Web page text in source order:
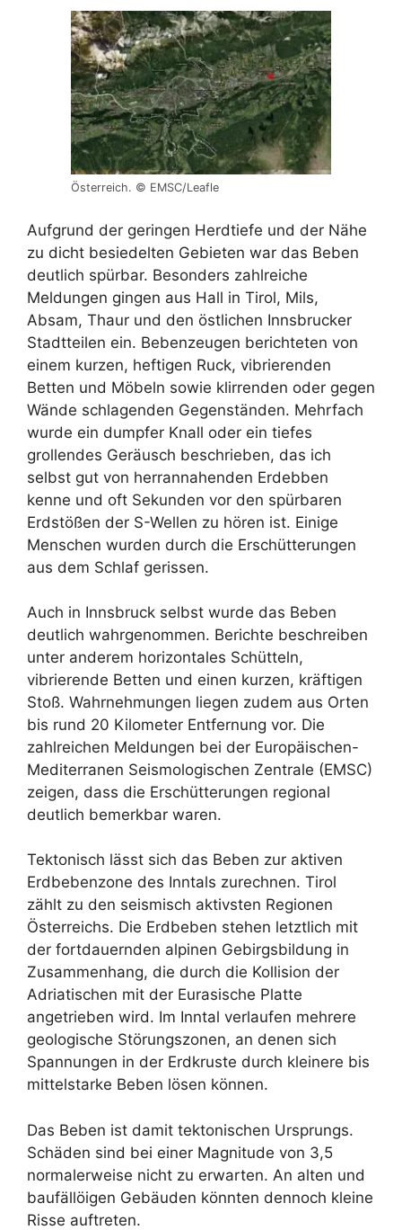
Österreich. © EMSC/Leafle
Aufgrund der geringen Herdtiefe und der Nähe
zu dicht besiedelten Gebieten war das Beben
deutlich spürbar. Besonders zahlreiche
Meldungen gingen aus Hall in Tirol, Mils,
Absam, Thaur und den östlichen Innsbrucker
Stadtteilen ein. Bebenzeugen berichteten von
einem kurzen, heftigen Ruck, vibrierenden
Betten und Möbeln sowie klirrenden oder gegen
Wände schlagenden Gegenständen. Mehrfach
wurde ein dumpfer Knall oder ein tiefes
grollendes Geräusch beschrieben, das ich
selbst gut von herrannahenden Erdebben
kenne und oft Sekunden vor den spürbaren
Erdstößen der S-Wellen zu hören ist. Einige
Menschen wurden durch die Erschütterungen
aus dem Schlaf gerissen.
Auch in Innsbruck selbst wurde das Beben
deutlich wahrgenommen. Berichte beschreiben
unter anderem horizontales Schütteln,
vibrierende Betten und einen kurzen, kräftigen
Stoß. Wahrnehmungen liegen zudem aus Orten
bis rund 20 Kilometer Entfernung vor. Die
zahlreichen Meldungen bei der Europäischen-
Mediterranen Seismologischen Zentrale (EMSC)
zeigen, dass die Erschütterungen regional
deutlich bemerkbar waren.
Tektonisch lässt sich das Beben zur aktiven
Erdbebenzone des Inntals zurechnen. Tirol
zählt zu den seismisch aktivsten Regionen
Österreichs. Die Erdbeben stehen letztlich mit
der fortdauernden alpinen Gebirgsbildung in
Zusammenhang, die durch die Kollision der
Adriatischen mit der Eurasische Platte
angetrieben wird. Im Inntal verlaufen mehrere
geologische Störungszonen, an denen sich
Spannungen in der Erdkruste durch kleinere bis
mittelstarke Beben lösen können.
Das Beben ist damit tektonischen Ursprungs.
Schäden sind bei einer Magnitude von 3,5
normalerweise nicht zu erwarten. An alten und
baufällöigen Gebäuden könnten dennoch kleine
Risse auftreten.